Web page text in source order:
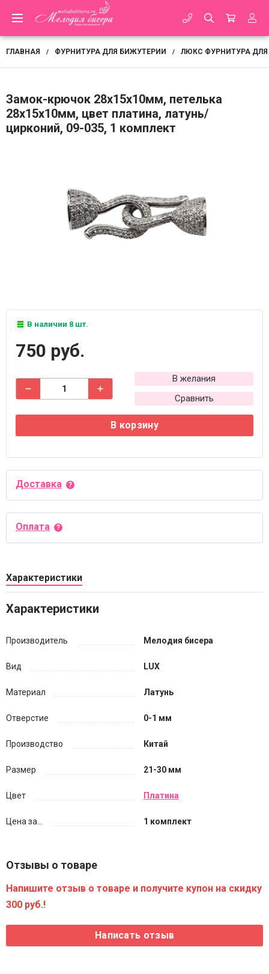
ГЛАВНАЯ / ФУРНИТУРА ДЛЯ БИЖУТЕРИИ / ЛЮКС ФУРНИТУРА
Замок-крючок 28х15х10мм, петелька
28х15х10мм, цвет платина, латунь/
цирконий, 09-035, 1 комплект
В наличии 8 шт.
750 руб.
В желания
Сравнить
В корзину
Доставка
Оплата
Характеристики
Характеристики
Производитель Мелодия бисера
Вид LUX
Материал Латунь
Отверстие 0-1 мм
Производство Китай
Размер 21-30 мм
Цвет Платина
Цена за... 1 комплект
Отзывы о товаре
Напишите отзыв о товаре и получите купон на скидку
300 руб.!